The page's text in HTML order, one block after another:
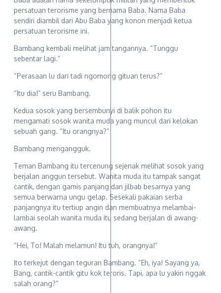
persatuan terorisme yang bernama Baba. Nama Baba
sendiri diambil dari Abu Baba yang konon menjadi ketua
persatuan terorisme ini.
Bambang kembali melihat jam tangannya. “Tunggu
sebentar lagi.”
“Perasaan lu dari tadi ngomong gituan terus?”
“Itu dia!” seru Bambang.
Kedua sosok yang bersembunyi di balik pohon itu
mengamati sosok wanita muda yang muncul dari kelokan
sebuah gang. “Itu orangnya?”
Bambang mengangguk.
Teman Bambang itu tercenung sejenak melihat sosok yang
berjalan anggun tersebut. Wanita muda itu tampak sangat
cantik, dengan gamis panjang dan jilbab besarnya yang
semua berwarna ungu gelap. Sesekali pakaian serba
panjangnya itu tertiup angin dan membuatnya melambai-
lambai seolah wanita muda itu sedang berjalan di awang-
awang.
“Hei, To! Malah melamun! Itu tuh, orangnya!”
Ito terkejut dengan teguran Bambang. “Eh, iya! Sayang ya,
Bang, cantik-cantik gitu kok teroris. Tapi, apa lu yakin nggak
salah orang?”